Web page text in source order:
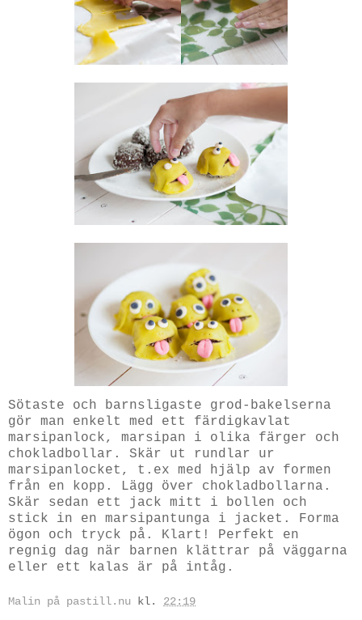
Sötaste och barnsligaste grod-bakelserna
gör man enkelt med ett färdigkavlat
marsipanlock, marsipan i olika färger och
chokladbollar. Skär ut rundlar ur
marsipanlocket, t.ex med hjälp av formen
från en kopp. Lägg över chokladbollarna.
Skär sedan ett jack mitt i bollen och
stick in en marsipantunga i jacket. Forma
ögon och tryck på. Klart! Perfekt en
regnig dag när barnen klättrar på väggarna
eller ett kalas är på intåg.
Malin på pastill.nu kl. 22:19